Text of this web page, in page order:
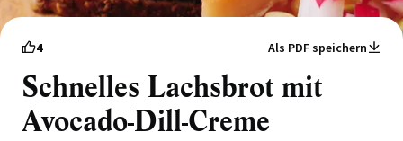
4 Als PDF speichern
Schnelles Lachsbrot mit
Avocado-Dill-Creme